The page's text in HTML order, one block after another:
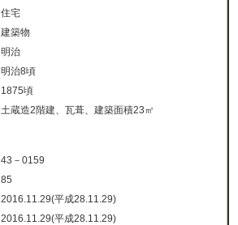
住宅
建築物
明治
明治8頃
1875頃
土蔵造2階建、瓦葺、建築面積23㎡
43－0159
85
2016.11.29(平成28.11.29)
2016.11.29(平成28.11.29)